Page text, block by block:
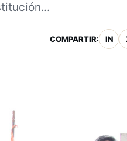
COMPARTIR: IN